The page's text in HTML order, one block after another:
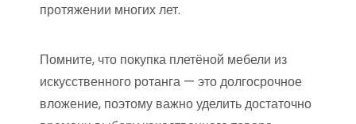
протяжении многих лет.
Помните, что покупка плетёной мебели из
искусственного ротанга — это долгосрочное
вложение, поэтому важно уделить достаточно